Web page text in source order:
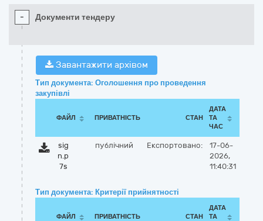
- Документи тендеру
Завантажити архівом
Тип документа: Оголошення про проведення
закупівлі
ФАЙЛ ПРИВАТНІСТЬ СТАН
ДАТА
ТА
ЧАС
sig
n.p
7s
публічний Експортовано:
17-06-
2026,
11:40:31
Тип документа: Критерії прийнятності
ФАЙЛ ПРИВАТНІСТЬ СТАН
ДАТА
ТА